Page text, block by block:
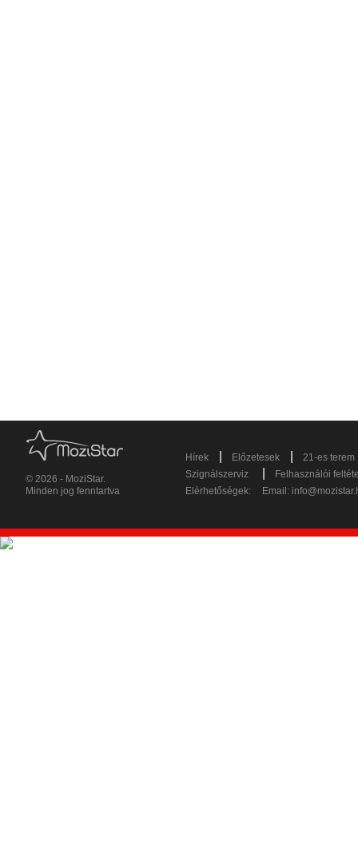
© 2026 - MoziStar.
Minden jog fenntartva
Hírek Előzetesek
21-es terem
Szignálszerviz
Felhasználói
Elérhetőségek:
Email: